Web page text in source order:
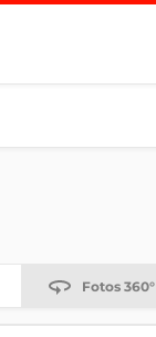
Fotos 360°